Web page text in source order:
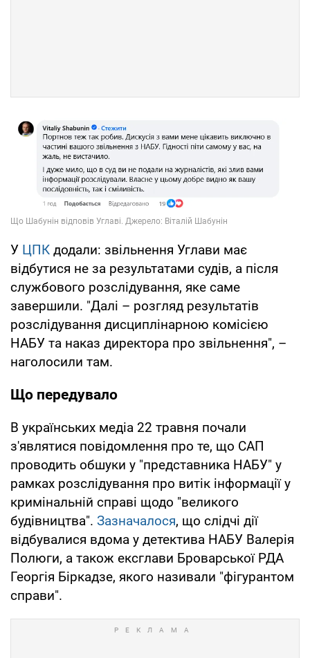
У ЦПК додали: звільнення Углави має
відбутися не за результатами судів, а після
службового розслідування, яке саме
завершили. "Далі – розгляд результатів
розслідування дисциплінарною комісією
НАБУ та наказ директора про звільнення", –
наголосили там.
Що передувало
В українських медіа 22 травня почали
з'являтися повідомлення про те, що САП
проводить обшуки у "представника НАБУ" у
рамках розслідування про витік інформації у
кримінальній справі щодо "великого
будівництва". Зазначалося, що слідчі дії
відбувалися вдома у детектива НАБУ Валерія
Полюги, а також ексглави Броварської РДА
Георгія Біркадзе, якого називали "фігурантом
справи".